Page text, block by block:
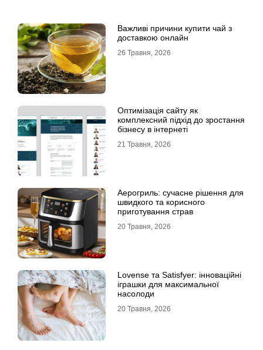
Важливі причини купити чай з
доставкою онлайн
26 Травня, 2026
Оптимізація сайту як
комплексний підхід до зростання
бізнесу в інтернеті
21 Травня, 2026
Аерогриль: сучасне рішення для
швидкого та корисного
приготування страв
20 Травня, 2026
Lovense та Satisfyer: інноваційні
іграшки для максимальної
насолоди
20 Травня, 2026